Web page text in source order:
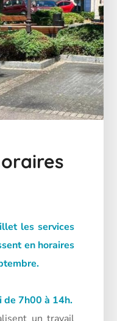
les services
en horaires
de 7h00 à 14h.